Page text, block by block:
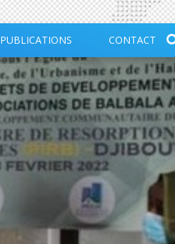
PUBLICATIONS CONTACT